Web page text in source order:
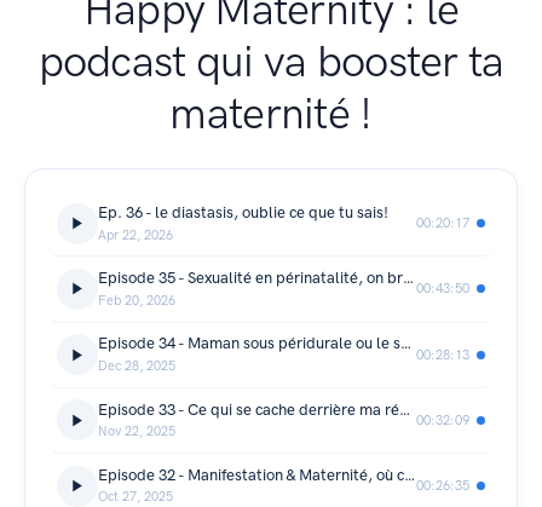
podcast qui va booster ta
maternité !
Ep. 36 - le diastasis, oublie ce que tu sais!
Apr 22, 2026
00:20:17
Episode 35 - Sexualité en périnatalité, on brise les tabous !
Feb 20, 2026
00:43:50
Episode 34 - Maman sous péridurale ou le super pouvoir du co-parent !
Dec 28, 2025
00:28:13
Episode 33 - Ce qui se cache derrière ma réussite
Nov 22, 2025
00:32:09
Episode 32 - Manifestation & Maternité, où comment créer ton bonheur...
Oct 27, 2025
00:26:35